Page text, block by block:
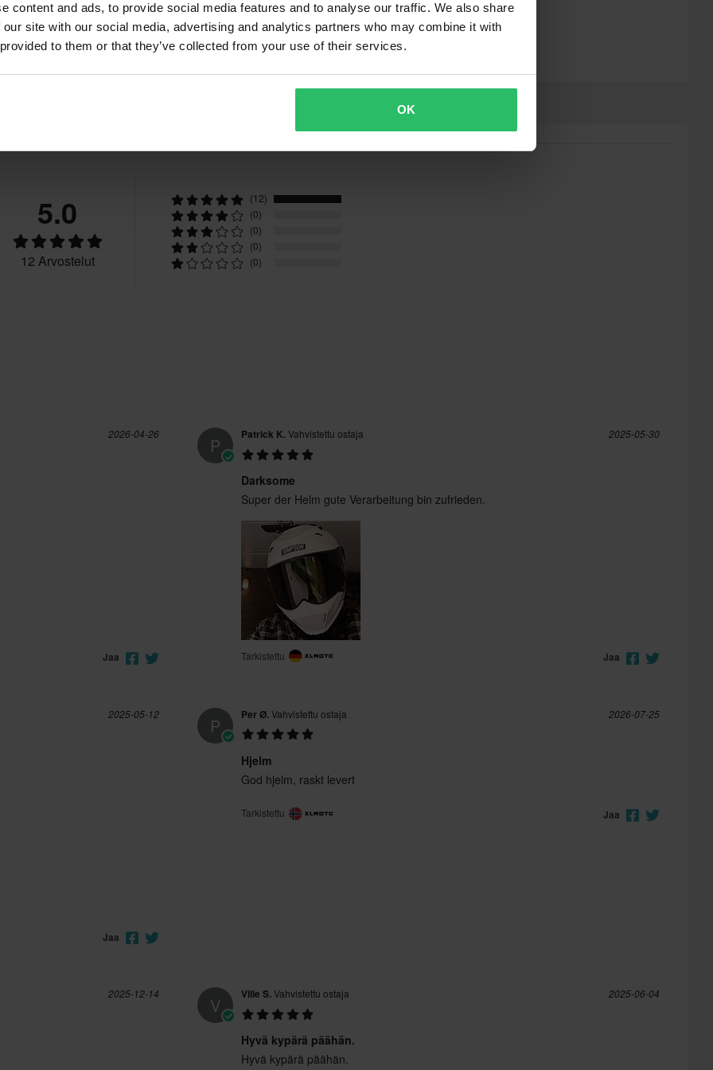
content and ads, to provide social media features and to analyse our traffic. We also share
site with our social media, advertising and analytics partners who may combine it with
to them or that they’ve collected from your use of their services.
OK
Tuplat D-renkaat, Pinlock-
valmius
Valmisteltu
Kyllä
305 x 435 x 290 mm
aina parhaamme
hinnan kilpailijalta,
tilauksesta valmistettuja
5.0
12 Arvostelut
(12)
(0)
(0)
(0)
(0)
2026-04-26
Jaa
P Patrick K.Vahvistettu ostaja 2025-05-30
Darksome
Super der Helm gute Verarbeitung bin zufrieden.
Tarkistettu Jaa
2025-05-12
Jaa
P Per Ø.Vahvistettu ostaja 2026-07-25
Hjelm
God hjelm, raskt levert
Tarkistettu Jaa
2025-12-14
V Ville S.Vahvistettu ostaja 2025-06-04
Hyvä kypärä päähän.
Hyvä kypärä päähän.